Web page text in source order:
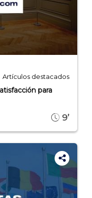
Artículos destacados
para
9’